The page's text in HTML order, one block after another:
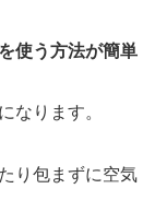
使う方法が簡単
なります。
り包まずに空気